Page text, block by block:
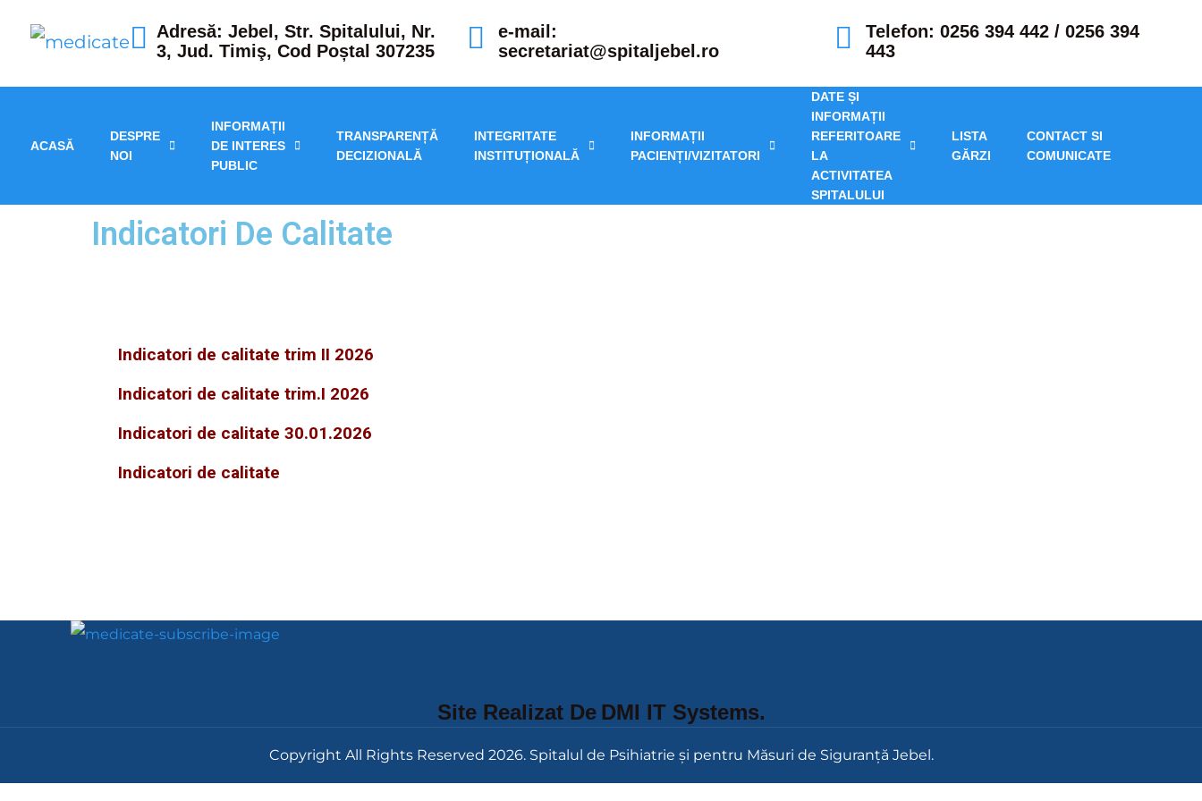
Adresă: Jebel, Str. Spitalului, Nr.
3, Jud. Timiş, Cod Poștal 307235
e-mail:
secretariat@spitaljebel.ro
Telefon: 0256 394 442 / 0256 394
443
ACASĂ
DESPRE
NOI
INFORMAȚII
DE INTERES
PUBLIC
TRANSPARENȚĂ
DECIZIONALĂ
INTEGRITATE
INSTITUȚIONALĂ
INFORMAȚII
PACIENȚI/VIZITATORI
DATE ȘI
INFORMAȚII
REFERITOARE
LA
ACTIVITATEA
SPITALULUI
LISTA
GĂRZI
CONTACT SI
COMUNICATE
Indicatori De Calitate
Indicatori de calitate trim II 2026
Indicatori de calitate trim.I 2026
Indicatori de calitate 30.01.2026
Indicatori de calitate
Site Realizat De DMI IT Systems.
Copyright All Rights Reserved 2026. Spitalul de Psihiatrie și pentru Măsuri de Siguranță Jebel.